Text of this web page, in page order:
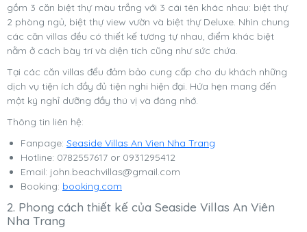
gồm 3 căn biệt thự màu trắng với 3 cái tên khác nhau: biệt thự
2 phòng ngủ, biệt thự view vườn và biệt thự Deluxe. Nhìn chung
các căn villas đều có thiết kế tương tự nhau, điểm khác biệt
nằm ở cách bày trí và diện tích cũng như sức chứa.
Tại các căn villas đểu đảm bảo cung cấp cho du khách những
dịch vụ tiện ích đầy đủ tiện nghi hiện đại. Hứa hẹn mang đến
một ký nghỉ dưỡng đầy thú vị và đáng nhớ.
Thông tin liên hệ:
Fanpage: Seaside Villas An Vien Nha Trang
Hotline: 0782557617 or 0931295412
Email: john.beachvillas@gmail.com
Booking: booking.com
2. Phong cách thiết kế của Seaside Villas An Viên
Nha Trang